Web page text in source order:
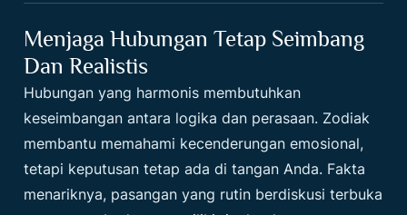
Menjaga Hubungan Tetap Seimbang
Dan Realistis
Hubungan yang harmonis membutuhkan
keseimbangan antara logika dan perasaan. Zodiak
membantu memahami kecenderungan emosional,
tetapi keputusan tetap ada di tangan Anda. Fakta
menariknya, pasangan yang rutin berdiskusi terbuka